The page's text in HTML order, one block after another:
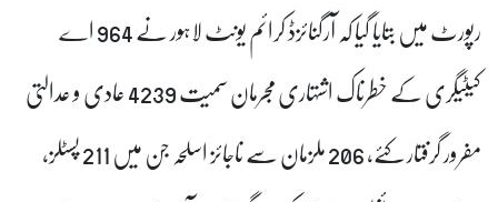
رپورٹ میں بتایا گیا کہآرگنائزڈ کرائم یونٹ لاہور نے
اے
کیٹیگری کے خطرناک اشتہاری مجرمان سمیت 4239 عادی و عدالتی
مفرور گرفتار کئے،206
ملزمان سے ناجائز اسلحہ جن میں 211 پسٹلز،